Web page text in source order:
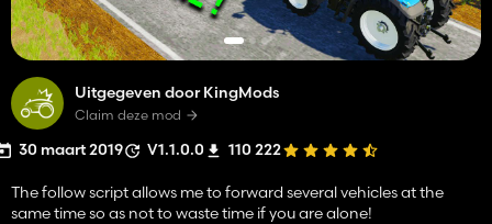
Uitgegeven door KingMods
Claim deze mod
30 maart 2019 V1.1.0.0 110 222
The follow script allows me to forward several vehicles at the
same time so as not to waste time if you are alone!